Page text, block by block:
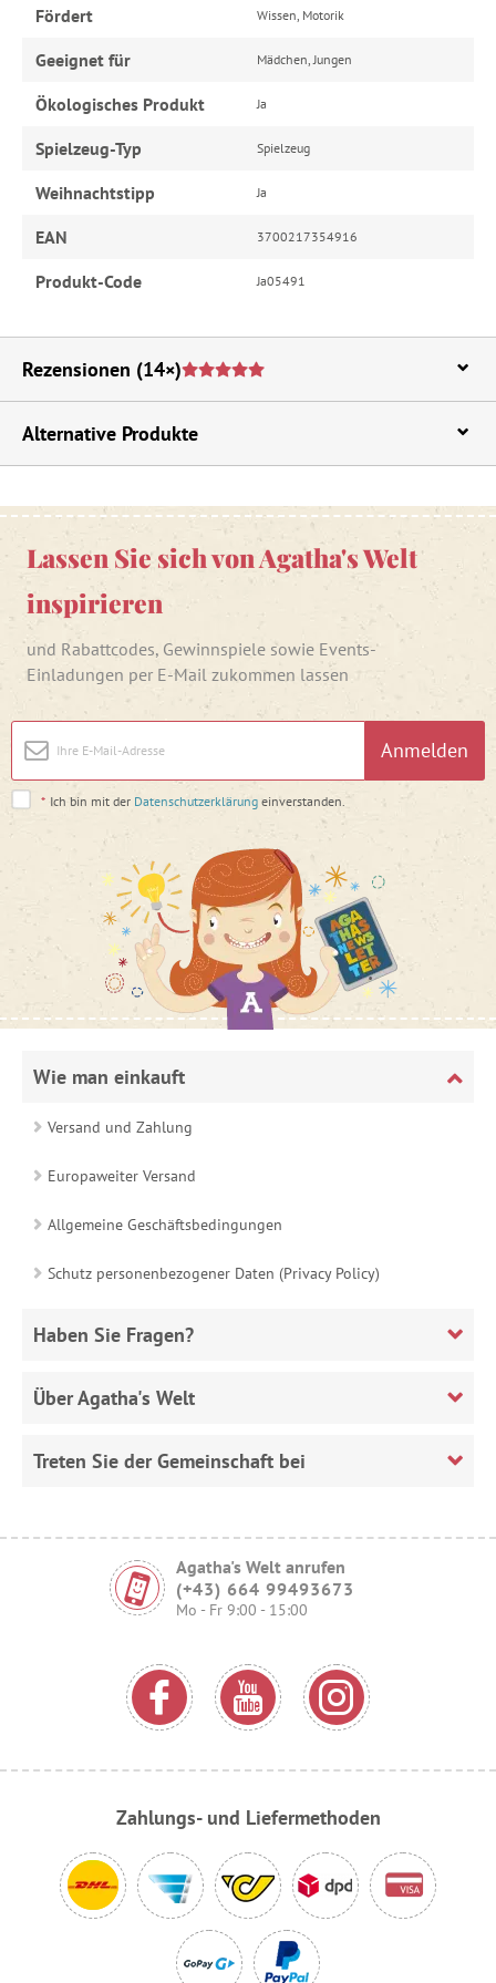
Fördert Wissen, Motorik
Geeignet für Mädchen, Jungen
Ökologisches Produkt Ja
Spielzeug-Typ Spielzeug
Weihnachtstipp Ja
EAN 3700217354916
Produkt-Code Ja05491
Rezensionen (14×)
Alternative Produkte
Lassen Sie sich von Agatha's Welt
inspirieren
und Rabattcodes, Gewinnspiele sowie Events-
Einladungen per E-Mail zukommen lassen
Anmelden
* Ich bin mit der Datenschutzerklärung einverstanden.
Wie man einkauft
Versand und Zahlung
Europaweiter Versand
Allgemeine Geschäftsbedingungen
Schutz personenbezogener Daten (Privacy Policy)
Haben Sie Fragen?
Über Agatha's Welt
Treten Sie der Gemeinschaft bei
Agatha's Welt anrufen
(+43) 664 99493673
Mo - Fr 9:00 - 15:00
Zahlungs- und Liefermethoden